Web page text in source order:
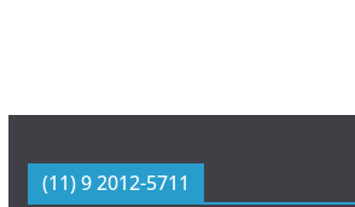
(11) 9 2012-5711